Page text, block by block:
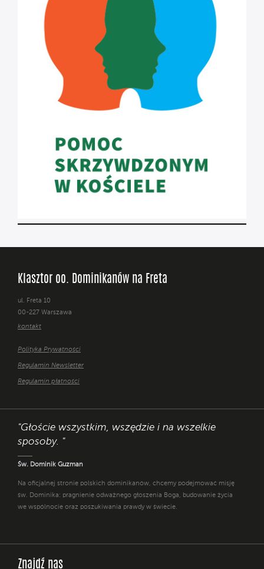
Klasztor oo. Dominikanów na Freta
ul. Freta 10
00-227 Warszawa
kontakt
Polityka Prywatności
Regulamin Newsletter
Regulamin płatności
"Głoście wszystkim, wszędzie i na wszelkie
sposoby. "
Św. Dominik Guzman
Na oficjalnej stronie polskich dominikanów, chcemy podejmować misję
św. Dominika: pragnienie odważnego głoszenia Boga, budowanie życia
we wspólnocie oraz poszukiwania prawdy w świecie.
Znajdź nas